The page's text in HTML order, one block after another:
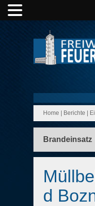
Home Berichte
Brandeinsatz
d